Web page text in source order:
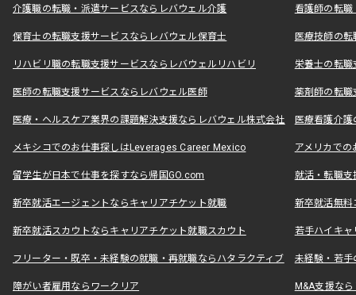
介護職の転職・派遣サービスならレバウェル介護 看護師の転
保育士の転職支援サービスならレバウェル保育士 医療技師の
リハビリ職の転職支援サービスならレバウェルリハビリ 栄養士の転
医師の転職支援サービスならレバウェル医師 薬剤師の転
医療・ヘルスケア業界の課題解決支援ならレバウェル株式会社 医療看護介
メキシコでのお仕事探しはLeverages Career Mexico アメリカで
留学生が日本で仕事を探すなら帰国GO.com 就活・転職
新卒就活エージェントならキャリアチケット就職 新卒就活無料
新卒就活スカウトならキャリアチケット就職スカウト 若手ハイキ
フリーター・既卒・未経験の就職・再就職ならハタラクティブ 未経験・若手
障がい者雇用ならワークリア M&A支援な